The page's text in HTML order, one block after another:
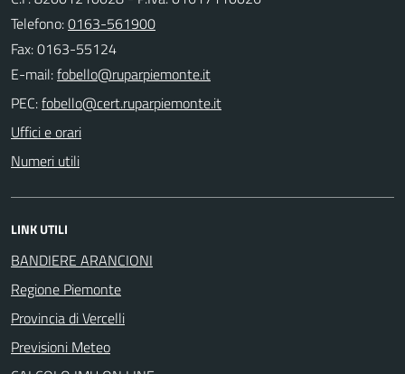
Telefono:0163-561900
Fax: 0163-55124
E-mail:
PEC:
Uffici e orari
Numeri utili
LINK UTILI
BANDIERE ARANCIONI
Regione Piemonte
Provincia di Vercelli
Previsioni Meteo